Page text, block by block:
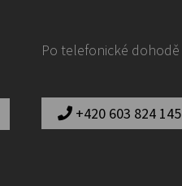
Po telefonické dohodě
+420 603 824 145